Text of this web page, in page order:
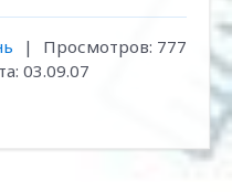
| Просмотров: 777
03.09.07